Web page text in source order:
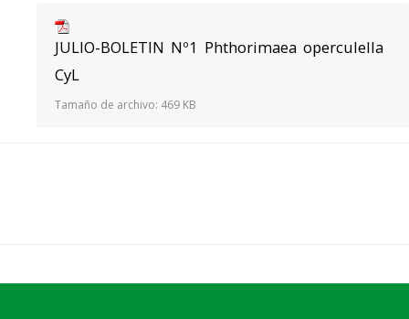
JULIO-BOLETIN Nº1 Phthorimaea operculella
CyL
Tamaño de archivo: 469 KB